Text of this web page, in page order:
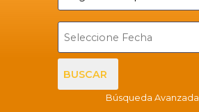
BUSCAR
Búsqueda Avanzada